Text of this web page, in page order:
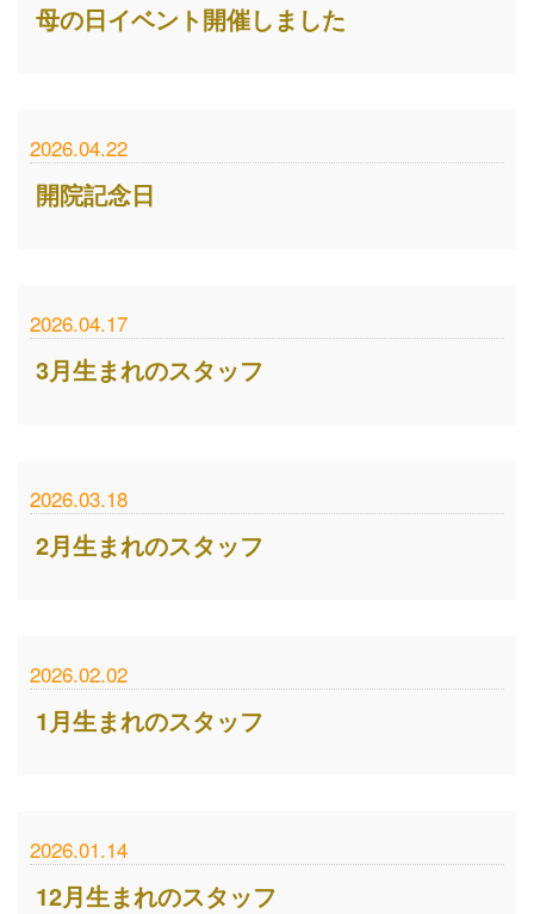
母の日イベント開催しました
2026.04.22
開院記念日
2026.04.17
3月生まれのスタッフ
2026.03.18
2月生まれのスタッフ
2026.02.02
1月生まれのスタッフ
2026.01.14
12月生まれのスタッフ